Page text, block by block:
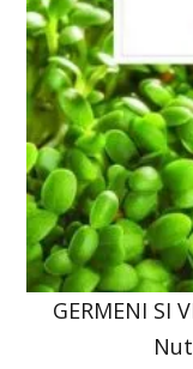
GERMENI SI